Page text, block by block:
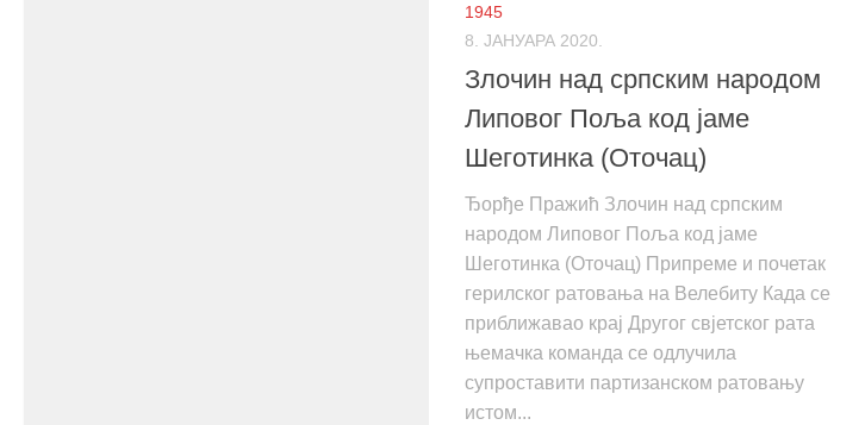
1945
8. ЈАНУАРА 2020.
Злочин над српским народом
Липовог Поља код јаме
Шеготинка (Оточац)
Ђорђе Пражић Злочин над српским
народом Липовог Поља код јаме
Шеготинка (Оточац) Припреме и почетак
герилског ратовања на Велебиту Када се
приближавао крај Другог свјетског рата
њемачка команда се одлучила
супроставити партизанском ратовању
истом...